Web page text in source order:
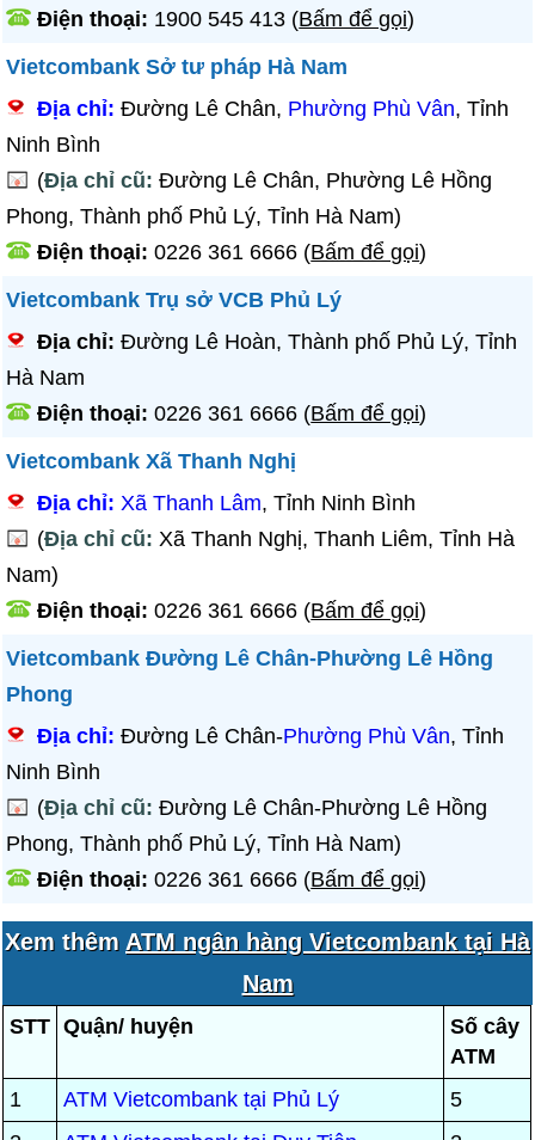
Điện thoại: 1900 545 413 (Bấm để gọi)
Vietcombank Sở tư pháp Hà Nam
Địa chỉ:Đường Lê Chân, Phường Phù Vân, Tỉnh
Ninh Bình
(Địa chỉ cũ:Đường Lê Chân, Phường Lê Hồng
Phong, Thành phố Phủ Lý, Tỉnh Hà Nam)
Điện thoại:0226 361 6666 (Bấm để gọi)
Vietcombank Trụ sở VCB Phủ Lý
Địa chỉ:Đường Lê Hoàn, Thành phố Phủ Lý, Tỉnh
Hà Nam
Điện thoại:0226 361 6666 (Bấm để gọi)
Vietcombank Xã Thanh Nghị
Địa chỉ:Xã Thanh Lâm, Tỉnh Ninh Bình
(Địa chỉ cũ:Xã Thanh Nghị, Thanh Liêm, Tỉnh Hà
Nam)
Điện thoại:0226 361 6666 (Bấm để gọi)
Vietcombank Đường Lê Chân-Phường Lê Hồng
Phong
Địa chỉ:Đường Lê Chân-Phường Phù Vân, Tỉnh
Ninh Bình
(Địa chỉ cũ:Đường Lê Chân-Phường Lê Hồng
Phong, Thành phố Phủ Lý, Tỉnh Hà Nam)
Điện thoại:0226 361 6666 (Bấm để gọi)
Xem thêm ATM ngân hàng Vietcombank tại Hà
Nam
STT Quận/ huyện
Số cây
ATM
1
ATM Vietcombank tại Phủ Lý
5